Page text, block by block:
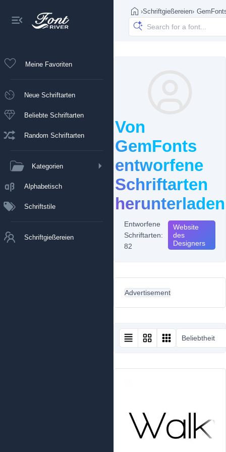
Meine Favoriten
Neue Schriftarten
Beliebte Schriftarten
Random Schriftarten
Kategorien
Alphabetisch
Schriftstile
Schriftgießereien
›Schriftgießereien›
Von
GemFonts
entworfene
Schriftarten
herunterladen
Entworfene
Schriftarten:
82
Website
des
Designers
Advertisement
Beliebtheit